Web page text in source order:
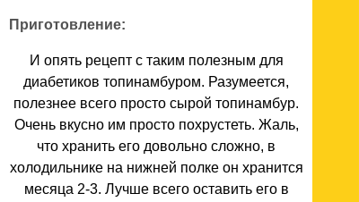
Приготовление:
И опять рецепт с таким полезным для
диабетиков топинамбуром. Разумеется,
полезнее всего просто сырой топинамбур.
Очень вкусно им просто похрустеть. Жаль,
что хранить его довольно сложно, в
холодильнике на нижней полке он хранится
месяца 2-3. Лучше всего оставить его в